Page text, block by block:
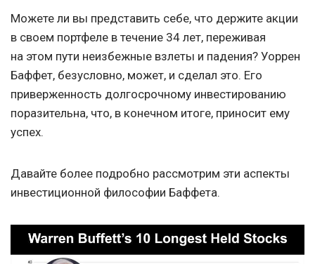
Можете ли вы представить себе, что держите акции
в своем портфеле в течение 34 лет, переживая
на этом пути неизбежные взлеты и падения? Уоррен
Баффет, безусловно, может, и сделал это. Его
приверженность долгосрочному инвестированию
поразительна, что, в конечном итоге, приносит ему
успех.
Давайте более подробно рассмотрим эти аспекты
инвестиционной философии Баффета.